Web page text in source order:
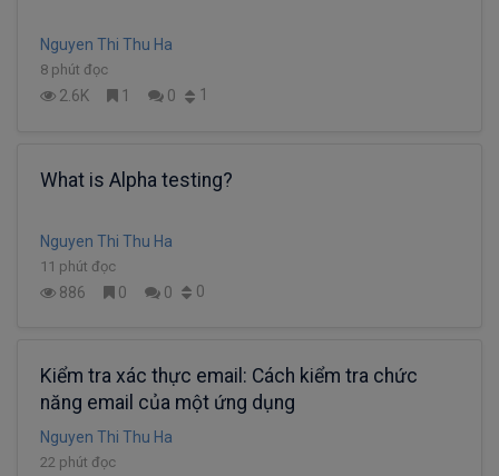
Nguyen Thi Thu Ha
8 phút đọc
2.6K 1 0 1
What is Alpha testing?
Nguyen Thi Thu Ha
11 phút đọc
886 0 0 0
Kiểm tra xác thực email: Cách kiểm tra chức
năng email của một ứng dụng
Nguyen Thi Thu Ha
22 phút đọc